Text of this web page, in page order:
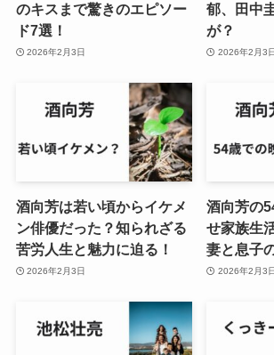
のキスまで驚きのエピソー
ド7選！
2026年2月3日
郁、田中
が？
2026年2月3日
酒向芳は若い頃からイケメ
ン俳優だった？知られざる
苦労人生と魅力に迫る！
2026年2月3日
酒向芳の
せ家族生
妻と息子
2026年2月3日